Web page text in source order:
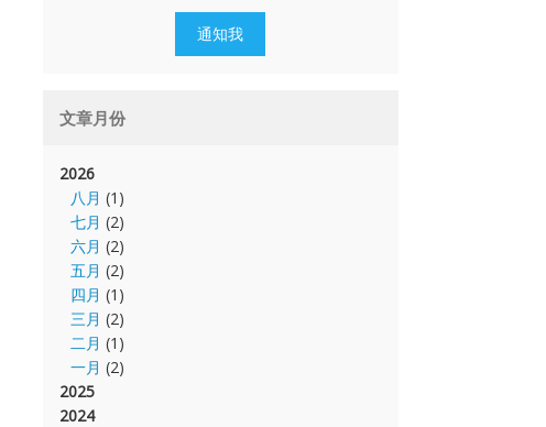
文章月份
2026
八月 (1)
七月 (2)
六月 (2)
五月 (2)
四月 (1)
三月 (2)
二月 (1)
一月 (2)
2025
2024